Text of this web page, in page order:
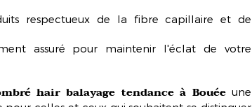
respectueux de la fibre capillaire et de
assuré pour maintenir l'éclat de votre
hair balayage tendance à Bouéeune